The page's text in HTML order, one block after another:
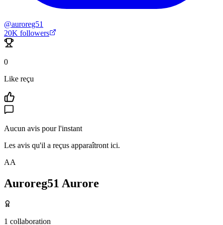
@auroreg51
20K followers
0
Like reçu
Aucun avis pour l'instant
Les avis qu'il a reçus apparaîtront ici.
AA
Auroreg51 Aurore
1 collaboration